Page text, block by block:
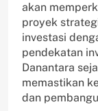
akan
proyek
investasi
pendekatan
Danantara
memastikan
dan